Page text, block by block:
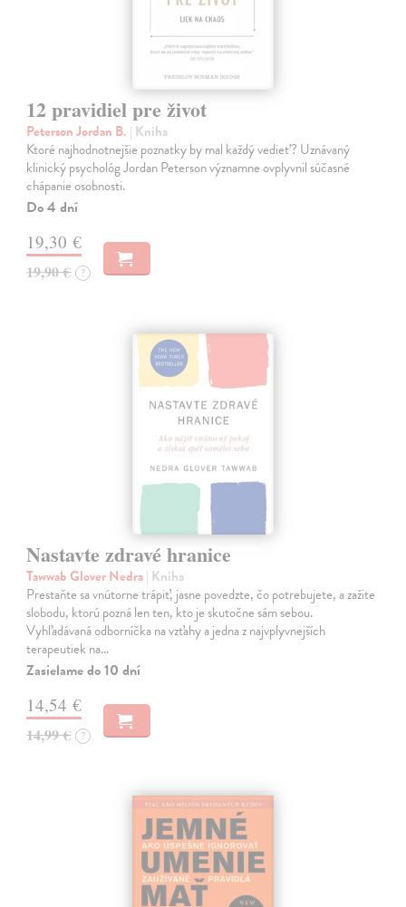
12 pravidiel pre život
Peterson Jordan B. | Kniha
Ktoré najhodnotnejšie poznatky by mal každý vedieť? Uznávaný
klinický psychológ Jordan Peterson významne ovplyvnil súčasné
chápanie osobnosti.
Do 4 dní
19,30 €
19,90 € ?
Nastavte zdravé hranice
Tawwab Glover Nedra| Kniha
Prestaňte sa vnútorne trápiť, jasne povedzte, čo potrebujete, a zažite
slobodu, ktorú pozná len ten, kto je skutočne sám sebou.
Vyhľadávaná odborníčka na vzťahy a jedna z najvplyvnejších
terapeutiek na…
Zasielame do 10 dní
14,54 €
14,99 € ?